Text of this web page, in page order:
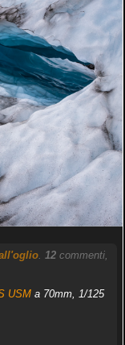
. 12commenti,
USMa 70mm, 1/125